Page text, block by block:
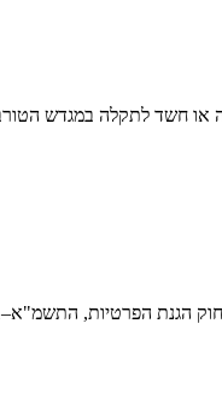
(כולל תיקון 13), ובהתאם ל